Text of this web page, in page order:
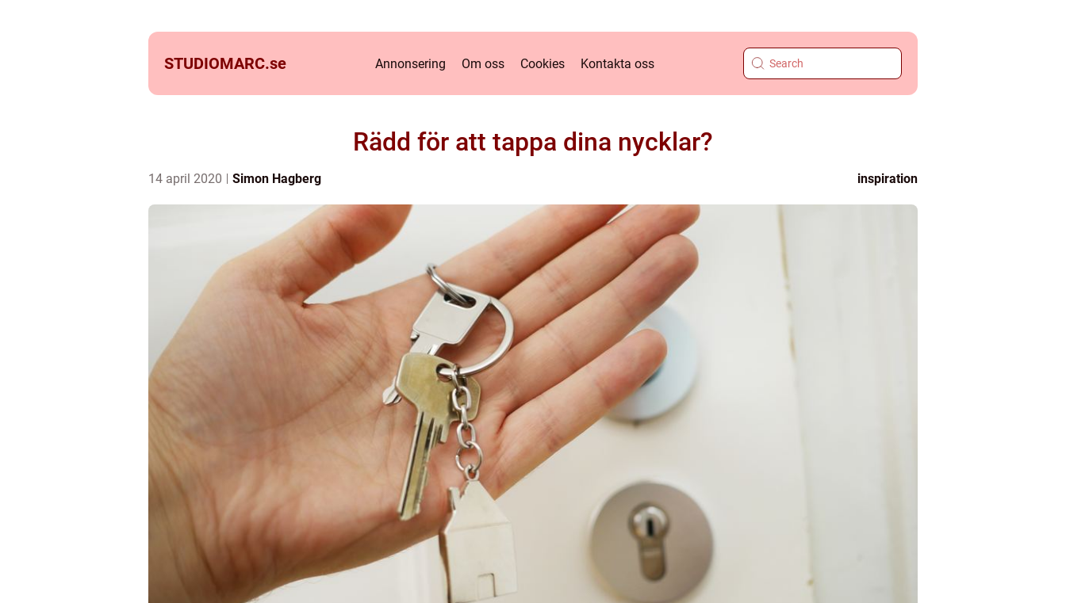
STUDIOMARC.se Annonsering Om oss Cookies Kontakta oss
Rädd för att tappa dina nycklar?
14 april 2020 Simon Hagberg inspiration